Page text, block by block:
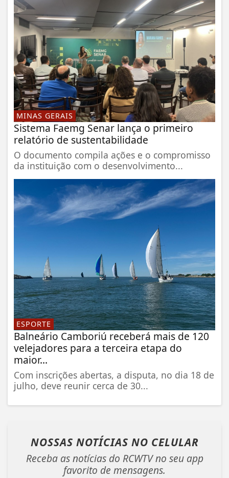
MINAS GERAIS
Sistema Faemg Senar lança o primeiro
relatório de sustentabilidade
O documento compila ações e o compromisso
da instituição com o desenvolvimento...
ESPORTE
Balneário Camboriú receberá mais de 120
velejadores para a terceira etapa do
maior...
Com inscrições abertas, a disputa, no dia 18 de
julho, deve reunir cerca de 30...
NOSSAS NOTÍCIAS NO CELULAR
Receba as notícias do RCWTV no seu app
favorito de mensagens.